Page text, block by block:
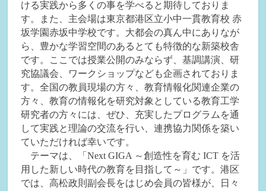
ける実践から多くの事を学べると期待しておりま
す。また、主会場は東京都港区立小中一貫教育校 赤
坂学園赤坂中学校です。大都会の真ん中にありなが
ら、豊かな学習空間のあるとても特徴的な新築校舎
です。ここでは授業公開のみならず、基調講演、研
究協議会、ワークショップなども企画されておりま
す。全国の教員現場の方々、教育情報化関連企業の
方々、教育の情報化を研究対象としている教育工学
研究者の方々には、ぜひ、充実したプログラムを通
して実践と理論の交流を行い、連携協力関係を築い
ていただければ幸いです。
テーマは、「Next GIGA ～創造性を育む ICT を活
用した新しい時代の教育を目指して～」です。港区
では、高松政則副会長をはじめ会員の皆様が、日々